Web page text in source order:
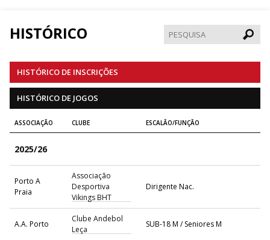
HISTÓRICO
HISTÓRICO DE INSCRIÇÕES
HISTÓRICO DE JOGOS
ASSOCIAÇÃO CLUBE ESCALÃO/FUNÇÃO
2025/26
Porto A
Praia
Associação
Desportiva
Vikings BHT
Dirigente Nac.
A.A. Porto
Clube Andebol
Leça
SUB-18 M / Seniores M